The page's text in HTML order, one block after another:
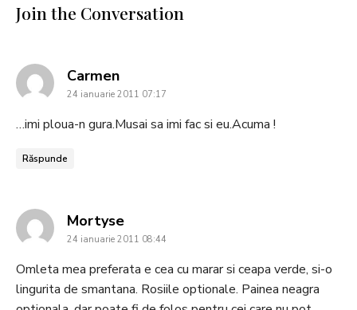
Join the Conversation
Carmensays:
24 ianuarie 2011 07:17
…imi ploua-n gura.Musai sa imi fac si eu.Acuma !
Răspunde
Mortysesays:
24 ianuarie 2011 08:44
Omleta mea preferata e cea cu marar si ceapa verde, si-o
lingurita de smantana. Rosiile optionale. Painea neagra